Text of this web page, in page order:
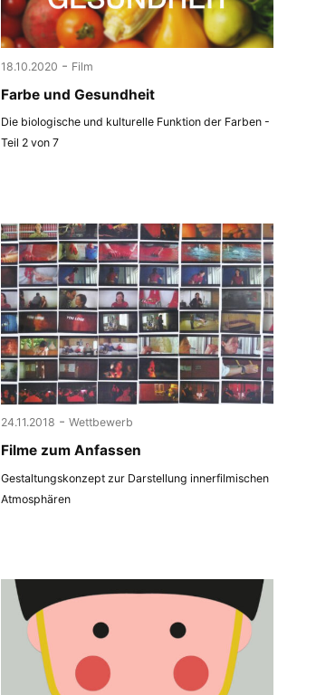
18.10.2020 - Film
Farbe und Gesundheit
Die biologische und kulturelle Funktion der Farben -
Teil 2 von 7
24.11.2018 - Wettbewerb
Filme zum Anfassen
Gestaltungskonzept zur Darstellung innerfilmischen
Atmosphären